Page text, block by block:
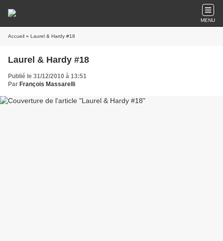
MENU
Accueil » Laurel & Hardy #18
Laurel & Hardy #18
Publié le 31/12/2010 à 13:51
Par François Massarelli